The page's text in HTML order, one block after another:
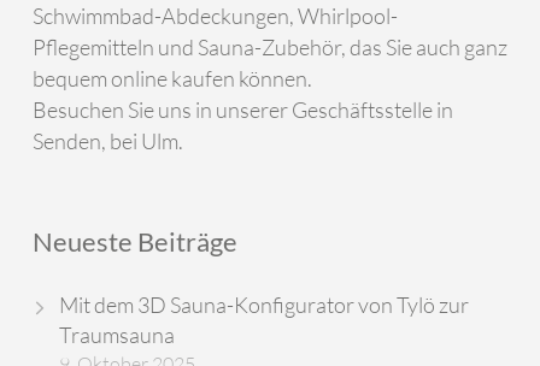
Schwimmbad-Abdeckungen, Whirlpool-
Pflegemitteln und Sauna-Zubehör, das Sie auch ganz
bequem online kaufen können.
Besuchen Sie uns in unserer Geschäftsstelle in
Senden, bei Ulm.
Neueste Beiträge
Mit dem 3D Sauna-Konfigurator von Tylö zur
Traumsauna